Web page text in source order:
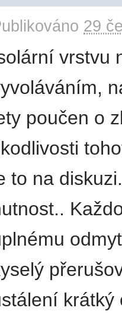
29
vrstvu
poučen o
to na
krátký